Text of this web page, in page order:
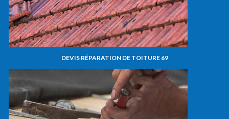
DEVIS RÉPARATION DE TOITURE 69